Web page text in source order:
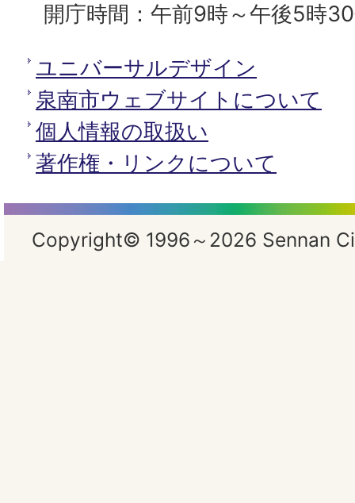
開庁時間：午前9時～午後5時
ユニバーサルデザイン
泉南市ウェブサイトについて
個人情報の取扱い
著作権・リンクについて
Copyright© 1996～2026 Sennan